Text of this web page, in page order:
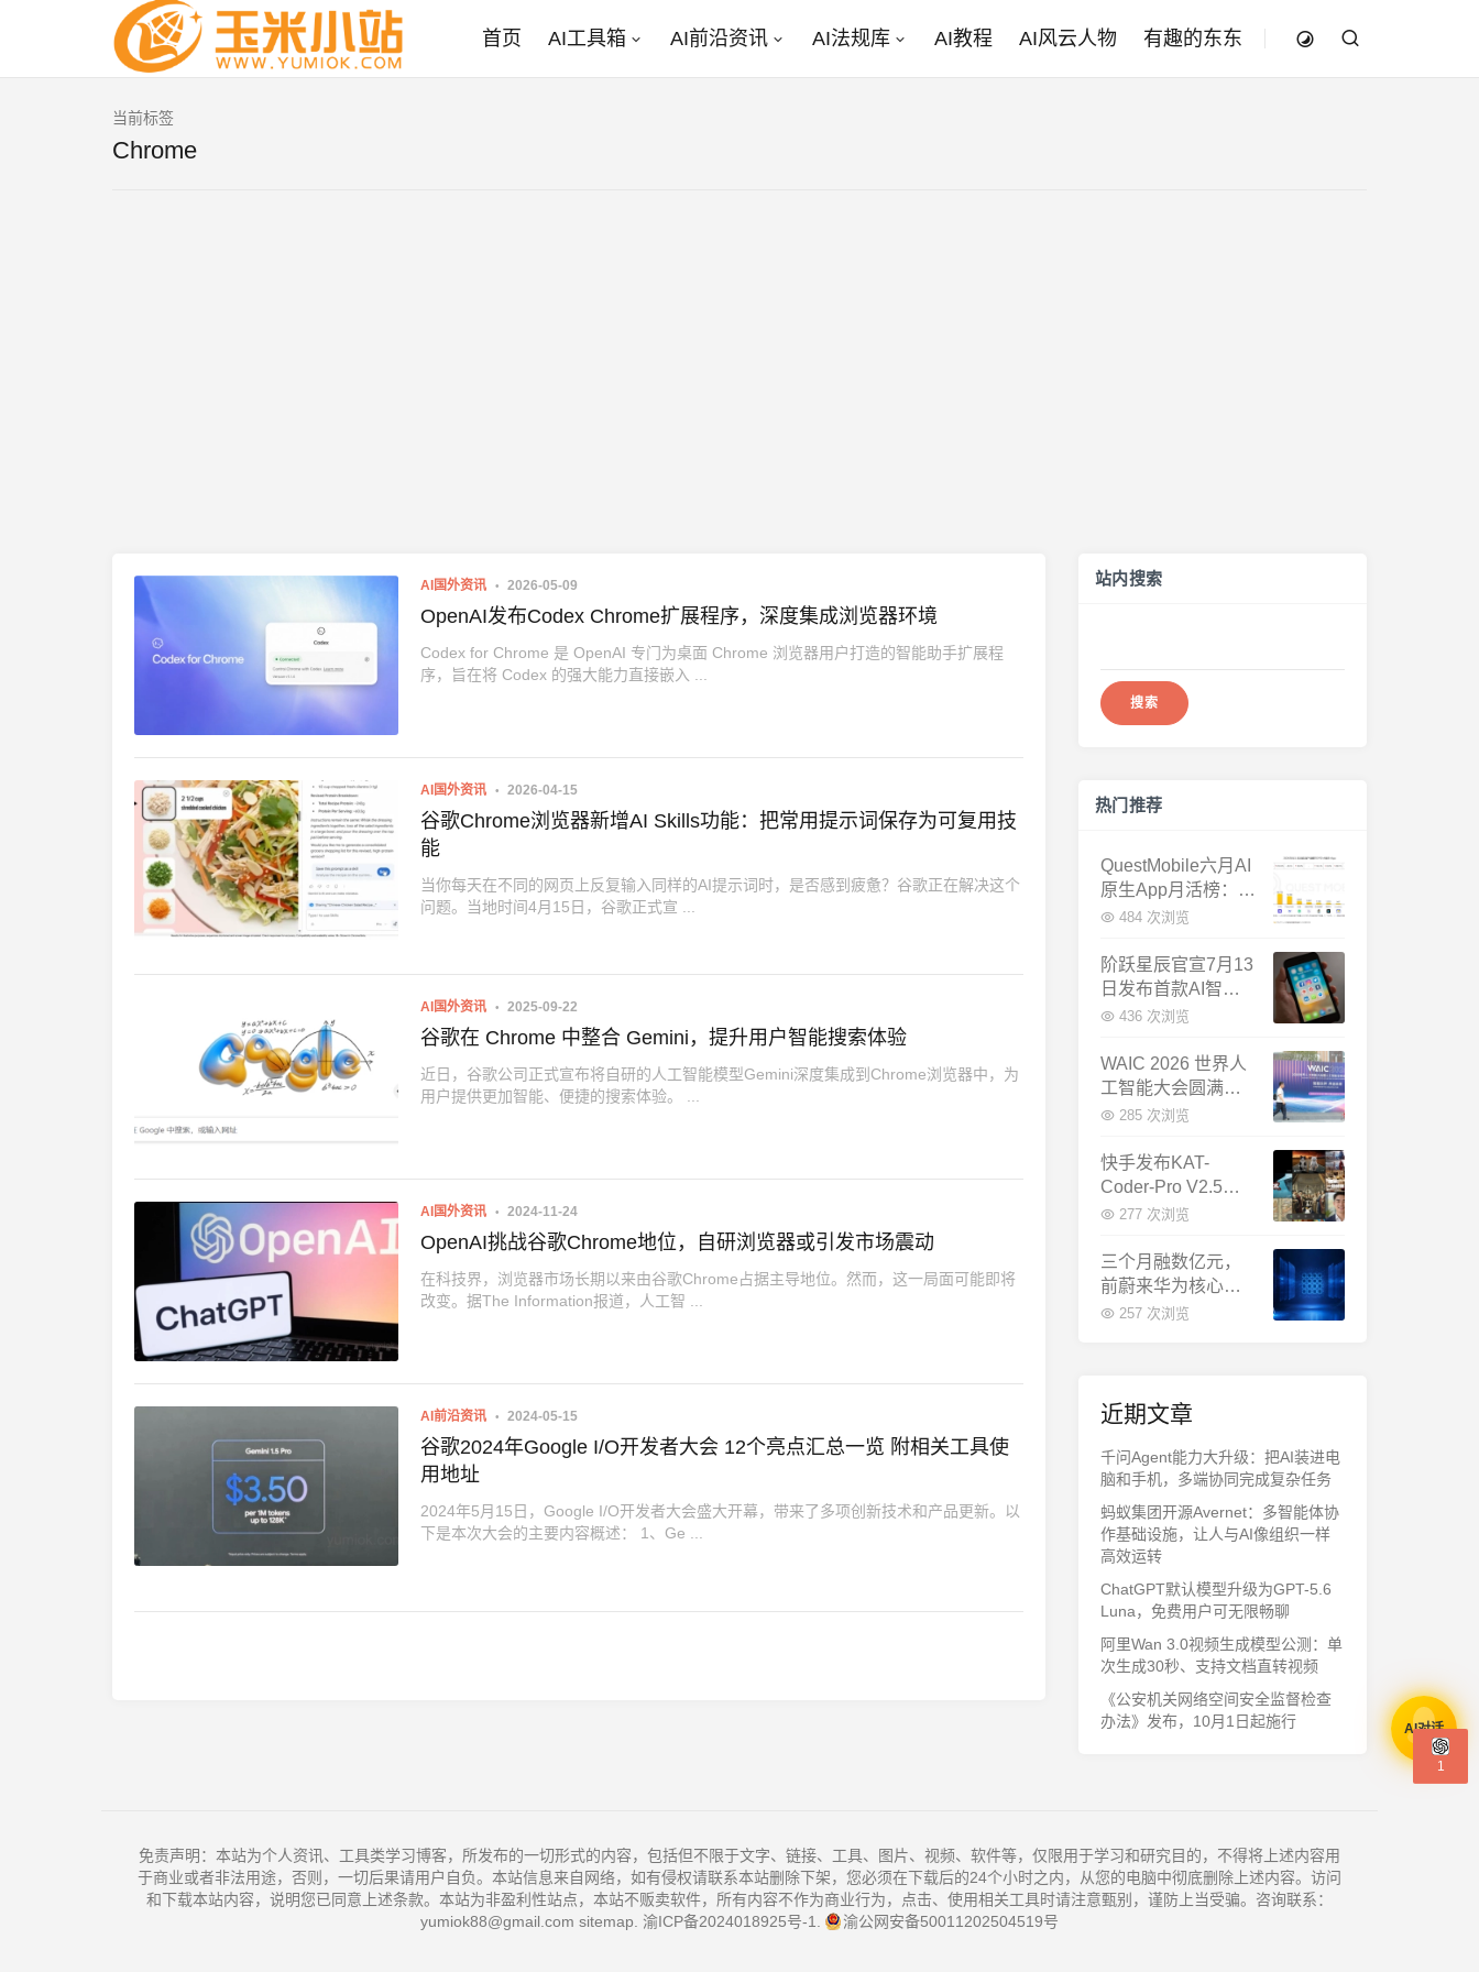
首页 AI工具箱 AI前沿资讯 AI法规库 AI教程 AI风云人物 有趣的东东
当前标签
Chrome
AI国外资讯 2026-05-09
OpenAI发布Codex Chrome扩展程序，深度集成浏览器环境
Codex for Chrome 是 OpenAI 专门为桌面 Chrome 浏览器用户打造的智能助手扩展程
序，旨在将 Codex 的强大能力直接嵌入 ...
AI国外资讯 2026-04-15
谷歌Chrome浏览器新增AI Skills功能：把常用提示词保存为可复用技
能
当你每天在不同的网页上反复输入同样的AI提示词时，是否感到疲惫？谷歌正在解决这个
问题。当地时间4月15日，谷歌正式宣 ...
AI国外资讯 2025-09-22
谷歌在 Chrome 中整合 Gemini，提升用户智能搜索体验
近日，谷歌公司正式宣布将自研的人工智能模型Gemini深度集成到Chrome浏览器中，为
用户提供更加智能、便捷的搜索体验。 ...
AI国外资讯 2024-11-24
OpenAI挑战谷歌Chrome地位，自研浏览器或引发市场震动
在科技界，浏览器市场长期以来由谷歌Chrome占据主导地位。然而，这一局面可能即将
改变。据The Information报道，人工智 ...
AI前沿资讯 2024-05-15
谷歌2024年Google I/O开发者大会 12个亮点汇总一览 附相关工具使
用地址
2024年5月15日，Google I/O开发者大会盛大开幕，带来了多项创新技术和产品更新。以
下是本次大会的主要内容概述： 1、Ge ...
站内搜索
热门推荐
QuestMobile六月AI
原生App月活榜：豆
包3.8亿断层第一，
倍
484 次浏览
阶跃星辰官宣7月13
日发布首款AI智能
体终端：大模型公
436 次浏览
WAIC 2026 世界人
工智能大会圆满闭
幕：多项重磅成果
球AI合作新中心
285 次浏览
快手发布KAT-
Coder-Pro V2.5：
首个能端到端跑通
编程模型
277 次浏览
三个月融数亿元，
前蔚来华为核心成
员联手创立日冕开
257 次浏览
近期文章
千问Agent能力大升级：把AI装进电
脑和手机，多端协同完成复杂任务
蚂蚁集团开源Avernet：多智能体协
作基础设施，让人与AI像组织一样
高效运转
ChatGPT默认模型升级为GPT-5.6
Luna，免费用户可无限畅聊
阿里Wan 3.0视频生成模型公测：单
次生成30秒、支持文档直转视频
《公安机关网络空间安全监督检查
办法》发布，10月1日起施行
免责声明：本站为个人资讯、工具类学习博客，所发布的一切形式的内容，包括但不限于文字、链接、工具、图片、视频、软件等，仅限用于学习和研究目的，不得将上述内容用
于商业或者非法用途，否则，一切后果请用户自负。本站信息来自网络，如有侵权请联系本站删除下架，您必须在下载后的24个小时之内，从您的电脑中彻底删除上述内容。访问
和下载本站内容，说明您已同意上述条款。本站为非盈利性站点，本站不贩卖软件，所有内容不作为商业行为，点击、使用相关工具时请注意甄别，谨防上当受骗。咨询联系：
yumiok88@gmail.com sitemap 渝ICP备2024018925号-1 渝公网安备50011202504519号
1
AI对话